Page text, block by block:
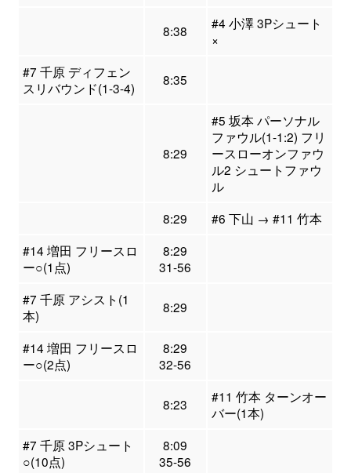
8:38
#4 小澤 3Pシュート
×
#7 千原 ディフェン
スリバウンド(1-3-4)
8:35
8:29
#5 坂本 パーソナル
ファウル(1-1:2) フリ
ースローオンファウ
ル2 シュートファウ
ル
8:29
#6 下山 → #11 竹本
#14 増田 フリースロ
ー○(1点)
8:29
31-56
#7 千原 アシスト(1
本)
8:29
#14 増田 フリースロ
ー○(2点)
8:29
32-56
8:23
#11 竹本 ターンオー
バー(1本)
#7 千原 3Pシュート
○(10点)
8:09
35-56